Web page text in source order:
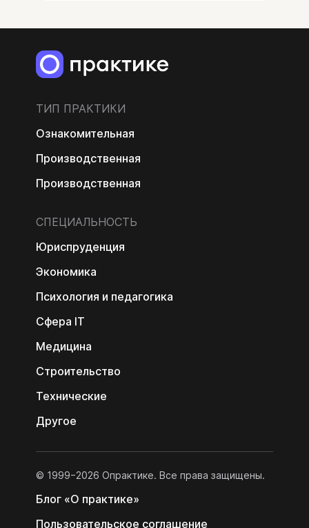
ТИП ПРАКТИКИ
Ознакомительная
Производственная
Производственная
СПЕЦИАЛЬНОСТЬ
Юриспруденция
Экономика
Психология и педагогика
Сфера IT
Медицина
Строительство
Технические
Другое
© 1999−2026 Опрактике. Все права защищены.
Блог «О практике»
Пользовательс­кое соглашение